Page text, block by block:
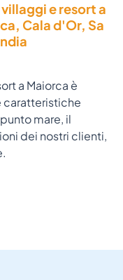
e resort a
Cala d'Or, Sa
a Maiorca è
caratteristiche
mare, il
dei nostri clienti,